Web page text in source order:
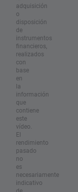
adquisición
o
disposición
de
instrumentos
financieros,
realizados
con
base
en
la
información
que
contiene
este
vídeo.
El
rendimiento
pasado
no
es
necesariamente
indicativo